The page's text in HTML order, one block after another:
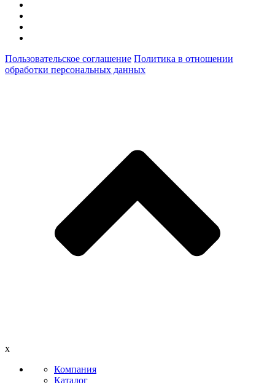
Пользовательское соглашение Политика в отношении
обработки персональных данных
x
Компания
Каталог